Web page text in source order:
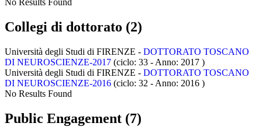
No Results Found
Collegi di dottorato (2)
Università degli Studi di FIRENZE - DOTTORATO TOSCANO
DI NEUROSCIENZE-2017 (ciclo: 33 - Anno: 2017 )
Università degli Studi di FIRENZE - DOTTORATO TOSCANO
DI NEUROSCIENZE-2016 (ciclo: 32 - Anno: 2016 )
No Results Found
Public Engagement (7)